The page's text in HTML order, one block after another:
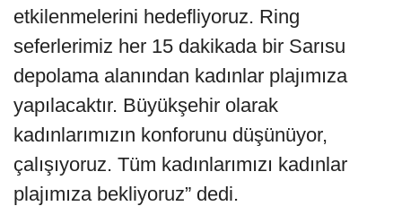
etkilenmelerini hedefliyoruz. Ring
seferlerimiz her 15 dakikada bir Sarısu
depolama alanından kadınlar plajımıza
yapılacaktır. Büyükşehir olarak
kadınlarımızın konforunu düşünüyor,
çalışıyoruz. Tüm kadınlarımızı kadınlar
plajımıza bekliyoruz” dedi.